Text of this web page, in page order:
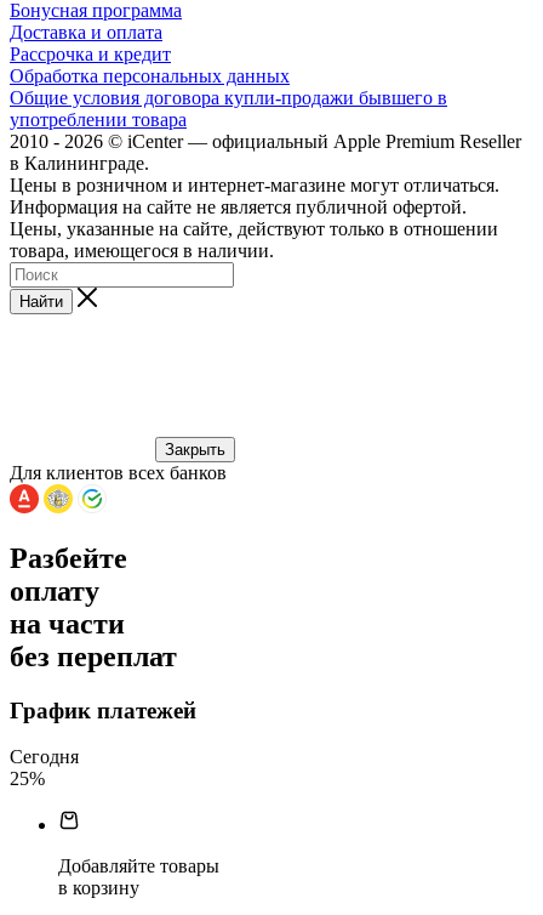
Бонусная программа
Доставка и оплата
Рассрочка и кредит
Обработка персональных данных
Общие условия договора купли-продажи бывшего в
употреблении товара
2010 - 2026 © iCenter — официальный Apple Premium Reseller
в Калининграде.
Цены в розничном и интернет-магазине могут отличаться.
Информация на сайте не является публичной офертой.
Цены, указанные на сайте, действуют только в отношении
товара, имеющегося в наличии.
Найти
Закрыть
Для клиентов всех банков
Разбейте
оплату
на части
без переплат
График платежей
Сегодня
25%
Добавляйте товары
в корзину